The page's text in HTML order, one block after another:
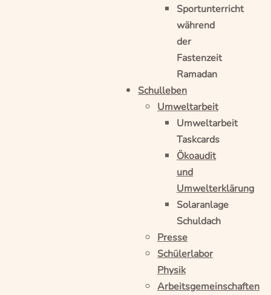
Sportunterricht
während
der
Fastenzeit
Ramadan
Schulleben
Umweltarbeit
Umweltarbeit
Taskcards
Ökoaudit
und
Umwelterklärung
Solaranlage
Schuldach
Presse
Schülerlabor
Physik
Arbeitsgemeinschaften